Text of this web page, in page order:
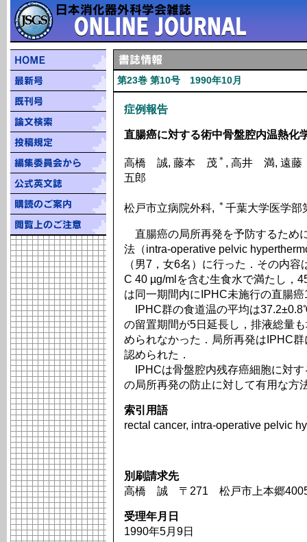
第23巻 第10号 1990年10月
症例報告
直腸癌に対する術中骨盤腔内温熱化
高橋 誠, 藤本 茂 ＊ , 高井 満, 遠
五郎
松戸市立病院外科, ＊ 千葉大学医学部
直腸癌の局所再発を予防するため
法（intra-operative pelvic
（男7，女6名）に行った．その内
C 40 µg/mlを含む生食水で満たし，
は同一期間内にIPHC未施行の直腸
IPHC群の食道温の平均は
の留置期間が5日延長し，排液総量
められなかった．局所再発はIPHC
認められた．
IPHCは骨盤腔内残存癌細胞に対
の局所再発の防止に対して有用な方
索引用語
rectal cancer, intra-operative pelvic
別刷請求先
高橋 誠 〒271 松戸市上本郷
受理年月日
1990年5月9日